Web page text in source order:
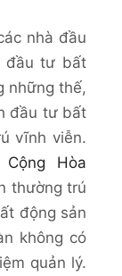
nhà đầu
đầu tư bất
những thế,
đầu tư bất
vĩnh viễn.
Hòa
thường trú
động sản
không có
quản lý.